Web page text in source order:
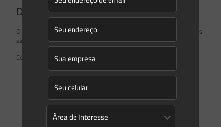
Deixe um comentário
O seu endereço de e-mail não será publicado.
Campos obrigatórios
são marcados com*
Comentário